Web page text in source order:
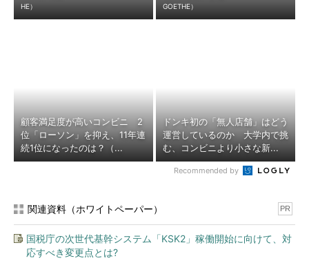
HE）
GOETHE）
顧客満足度が高いコンビニ 2
位「ローソン」を抑え、11年連
続1位になったのは？（...
ドンキ初の「無人店舗」はどう
運営しているのか 大学内で挑
む、コンビニより小さな新...
Recommended by
関連資料（ホワイトペーパー） PR
国税庁の次世代基幹システム「KSK2」稼働開始に向けて、対
応すべき変更点とは?